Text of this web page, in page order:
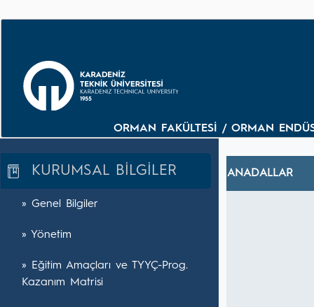
ORMAN FAKÜLTESİ / ORMAN
KURUMSAL BİLGİLER
» Genel Bilgiler
» Yönetim
» Eğitim Amaçları ve TYYÇ-Prog.
Kazanım Matrisi
ANADALLAR